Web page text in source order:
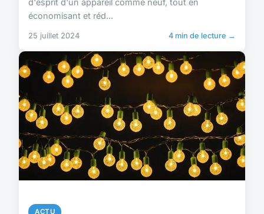
d'esprit d'un appareil comme neuf, tout en
économisant et réd...
25 juillet 2024 4 min de lecture →
ACTU